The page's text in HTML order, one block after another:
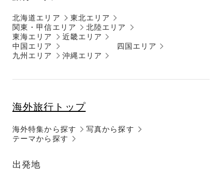
北海道エリア
東北エリア
関東・甲信エリア
北陸エリア
東海エリア
近畿エリア
中国エリア
四国エリア
九州エリア
沖縄エリア
海外旅行トップ
海外特集から探す
テーマから探す
写真から探す
出発地